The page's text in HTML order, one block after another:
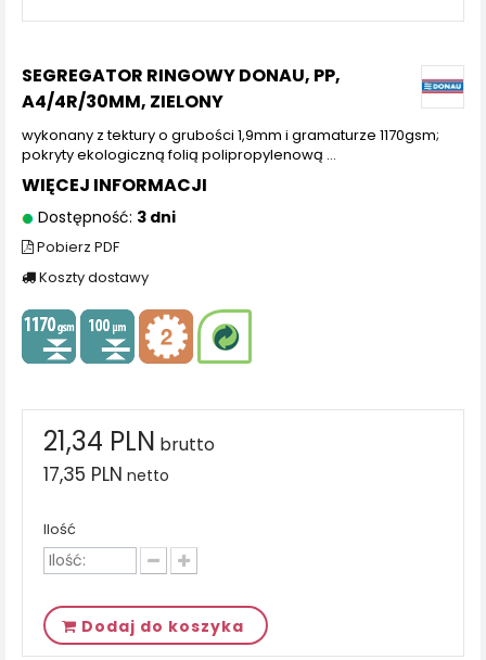
SEGREGATOR RINGOWY DONAU, PP,
A4/4R/30MM, ZIELONY
wykonany z tektury o grubości 1,9mm i gramaturze 1170gsm;
pokryty ekologiczną folią polipropylenową ...
WIĘCEJ INFORMACJI
Dostępność: 3 dni
Pobierz PDF
Koszty dostawy
21,34 PLN brutto
17,35 PLN netto
Ilość
Dodaj do koszyka